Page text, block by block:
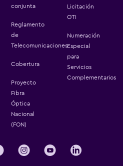
conjunta
Reglamento
de
Telecomunicaciones
Cobertura
Proyecto
Fibra
Óptica
Nacional
(FON)
Licitación
OTI
Numeración
Especial
para
Servicios
Complementarios